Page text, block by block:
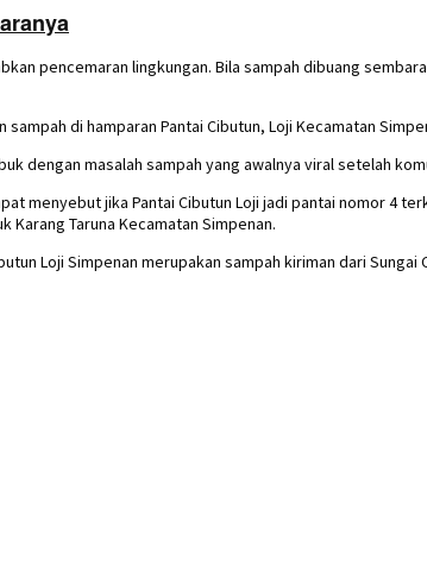
pencemaran lingkungan. Bila sampah dibuang
di hamparan Pantai Cibutun, Loji Kecamatan
dengan masalah sampah yang awalnya viral setelah
menyebut jika Pantai Cibutun Loji jadi pantai nomor
Taruna Kecamatan Simpenan.
Loji Simpenan merupakan sampah kiriman dari